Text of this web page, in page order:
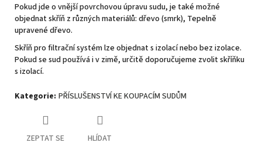
Pokud jde o vnější povrchovou úpravu sudu, je také možné
objednat skříň z různých materiálů: dřevo (smrk), Tepelně
upravené dřevo.
Skříň pro filtrační systém lze objednat s izolací nebo bez izolace.
Pokud se sud používá i v zimě, určitě doporučujeme zvolit skříňku
s izolací.
Kategorie: PŘÍSLUŠENSTVÍ KE KOUPACÍM SUDŮM
ZEPTAT SE HLÍDAT